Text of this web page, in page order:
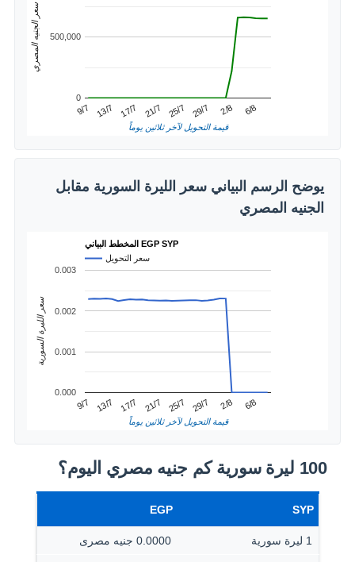
9/7 13/7 17/7 21/7 25/7 29/7 2/8 6/8
0
500,000
قيمة التحويل لآخر ثلاثين يوماً
سعر الجنيه المصري
يوضح الرسم البياني سعر الليرة السورية مقابل
الجنيه المصري
المخطط البياني EGP SYP
سعر التحويل
9/7 13/7 17/7 21/7 25/7 29/7 2/8 6/8
0.000
0.001
0.002
0.003
قيمة التحويل لآخر ثلاثين يوماً
سعر الليرة السورية
100 ليرة سورية كم جنيه مصري اليوم؟
SYP
EGP
1 ليرة سورية 0.0000 جنيه مصرى